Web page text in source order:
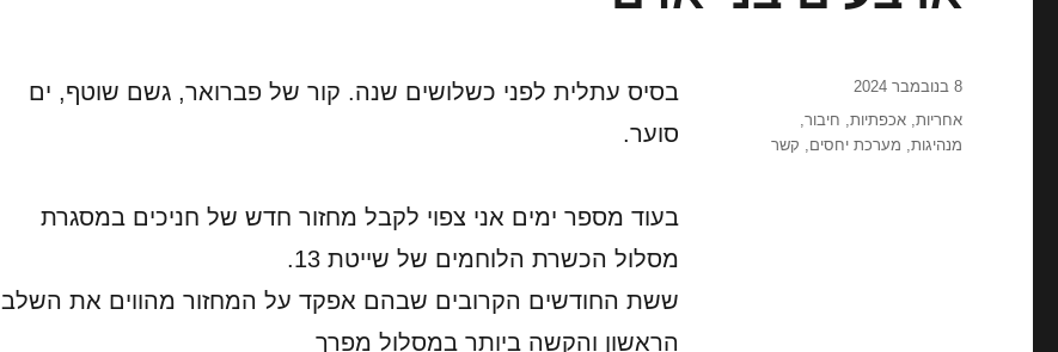
בסיס עתלית לפני כשלושים שנה. קור של פברואר, גשם שוטף, ים
סוער.
בעוד מספר ימים אני צפוי לקבל מחזור חדש של חניכים במסגרת
מסלול הכשרת הלוחמים של שייטת 13.
ששת החודשים הקרובים שבהם אפקד על המחזור מהווים את השלב
הראשון והקשה ביותר במסלול מפרך
פורסם
8 בנובמבר 2024
תגיות
אחריות,אכפתיות, חיבור,
מנהיגות, מערכת יחסים, קשר